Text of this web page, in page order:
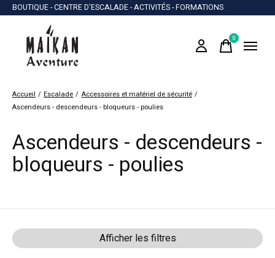
BOUTIQUE - CENTRE D'ESCALADE - ACTIVITÉS - FORMATIONS
0items
Accueil / Escalade / Accessoires et matériel de sécurité /
Ascendeurs - descendeurs - bloqueurs - poulies
Ascendeurs - descendeurs -
bloqueurs - poulies
Afficher les filtres